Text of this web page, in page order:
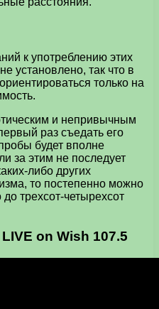
к употреблению этих
установлено, так что в
только на
и непривычным
раз съедать его
будет вполне
за этим не последует
либо других
то постепенно можно
трехсот-четырехсот
on Wish 107.5